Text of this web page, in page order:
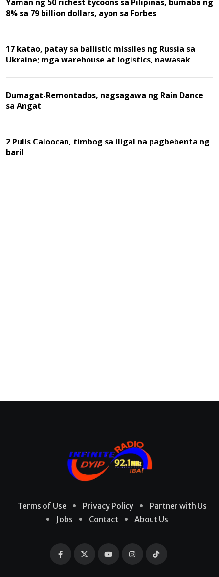
Yaman ng 50 richest tycoons sa Pilipinas, bumaba ng
8% sa 79 billion dollars, ayon sa Forbes
17 katao, patay sa ballistic missiles ng Russia sa
Ukraine; mga warehouse at logistics, nawasak
Dumagat-Remontados, nagsagawa ng Rain Dance
sa Angat
2 Pulis Caloocan, timbog sa iligal na pagbebenta ng
baril
Terms of Use Privacy Policy
Partner with Us
Jobs
Contact About Us